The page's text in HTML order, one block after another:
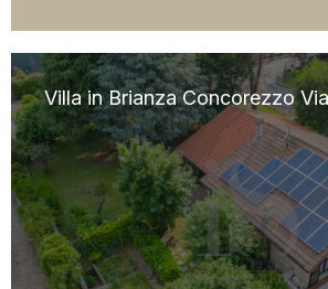
Villa in Brianza Concorezzo